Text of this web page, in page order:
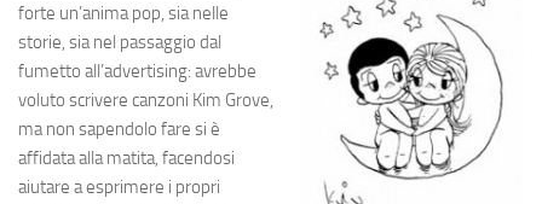
forte un’anima pop, sia nelle
storie, sia nel passaggio dal
fumetto all’advertising: avrebbe
voluto scrivere canzoni Kim Grove,
ma non sapendolo fare si è
affidata alla matita, facendosi
aiutare a esprimere i propri